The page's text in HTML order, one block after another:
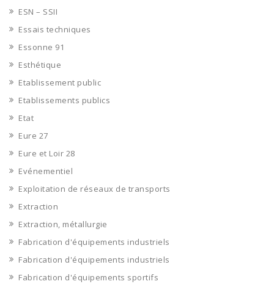
ESN – SSII
Essais techniques
Essonne 91
Esthétique
Etablissement public
Etablissements publics
Etat
Eure 27
Eure et Loir 28
Evénementiel
Exploitation de réseaux de transports
Extraction
Extraction, métallurgie
Fabrication d'équipements industriels
Fabrication d'équipements industriels
Fabrication d'équipements sportifs